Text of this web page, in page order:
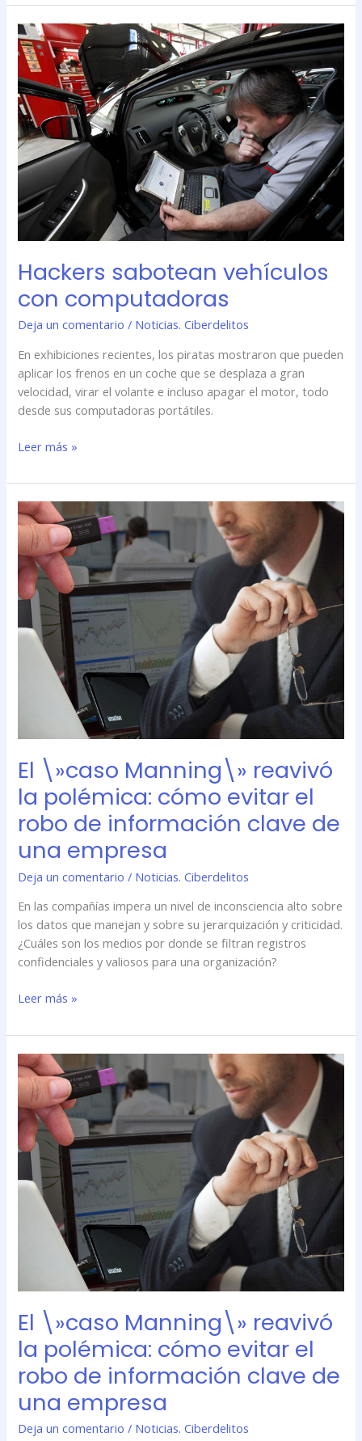
Hackers sabotean vehículos
con computadoras
Deja un comentario / Noticias. Ciberdelitos
En exhibiciones recientes, los piratas mostraron que pueden
aplicar los frenos en un coche que se desplaza a gran
velocidad, virar el volante e incluso apagar el motor, todo
desde sus computadoras portátiles.
Hackers
sabotean
vehículos
con
computadoras
Leer más »
El \»caso Manning\» reavivó
la polémica: cómo evitar el
robo de información clave de
una empresa
Deja un comentario / Noticias. Ciberdelitos
En las compañías impera un nivel de inconsciencia alto sobre
los datos que manejan y sobre su jerarquización y criticidad.
¿Cuáles son los medios por donde se filtran registros
confidenciales y valiosos para una organización?
El
\»caso
Manning\»
reavivó
la
polémica:
cómo
evitar
información
una
empresa
Leer más »
El \»caso Manning\» reavivó
la polémica: cómo evitar el
robo de información clave de
una empresa
Deja un comentario / Noticias. Ciberdelitos
El
\»caso
Manning\»
reavivó
la
polémica:
cómo
evitar
información
una
empresa